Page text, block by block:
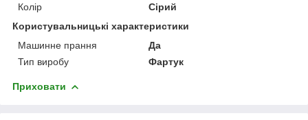
Колір
Сірий
Користувальницькі характеристики
Машинне прання
Да
Тип виробу
Фартук
Приховати